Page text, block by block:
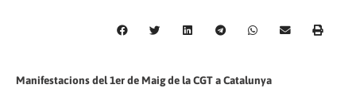
Manifestacions del 1er de Maig de la CGT a Catalunya